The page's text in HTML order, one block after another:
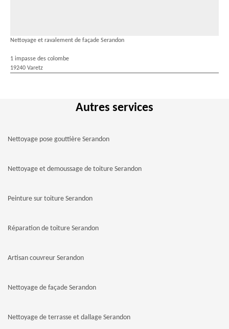
Nettoyage et ravalement de façade Serandon
1 impasse des colombe
19240 Varetz
Autres services
Nettoyage pose gouttière Serandon
Nettoyage et demoussage de toiture Serandon
Peinture sur toiture Serandon
Réparation de toiture Serandon
Artisan couvreur Serandon
Nettoyage de façade Serandon
Nettoyage de terrasse et dallage Serandon